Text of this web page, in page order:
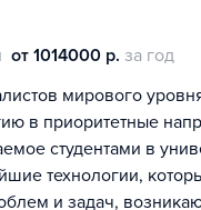
от 1014000 р. за год
мирового
в приоритетные
студентами в
технологии,
и задач,